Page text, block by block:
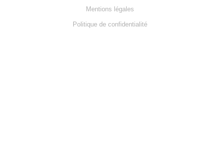
Mentions légales
Politique de confidentialité